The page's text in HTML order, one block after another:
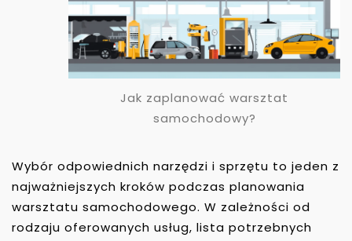
Jak zaplanować warsztat
samochodowy?
Wybór odpowiednich narzędzi i sprzętu to jeden z
najważniejszych kroków podczas planowania
warsztatu samochodowego. W zależności od
rodzaju oferowanych usług, lista potrzebnych